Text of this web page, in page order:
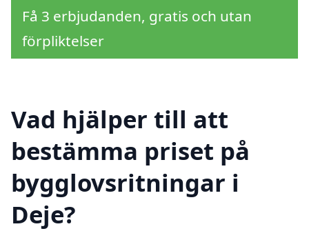
Få 3 erbjudanden, gratis och utan
förpliktelser
Vad hjälper till att
bestämma priset på
bygglovsritningar i
Deje?